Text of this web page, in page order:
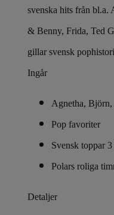
svenska hits från
& Benny, Frida, Ted
gillar svensk
Ingår
Agnetha,
Pop favoriter
Svensk toppar 3
Polars roliga
Detaljer